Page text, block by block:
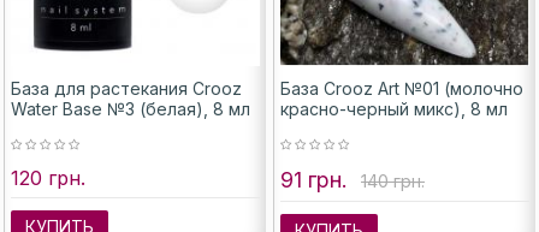
База для растекания Crooz
Water Base №3 (белая), 8 мл
120 грн.
КУПИТЬ
База Crooz Art №01 (молочно
красно-черный микс), 8 мл
91 грн. 140 грн.